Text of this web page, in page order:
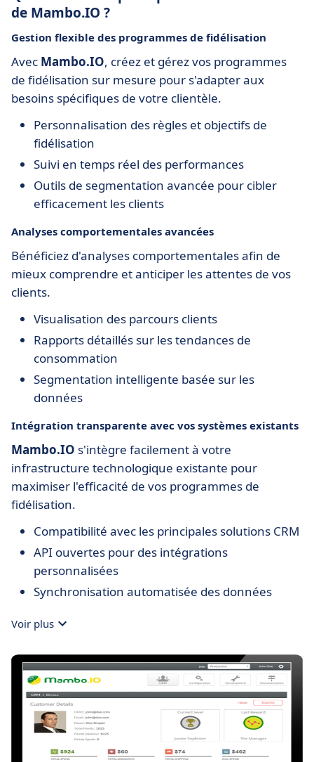
de Mambo.IO ?
Gestion flexible des programmes de fidélisation
Avec Mambo.IO, créez et gérez vos programmes
de fidélisation sur mesure pour s'adapter aux
besoins spécifiques de votre clientèle.
Personnalisation des règles et objectifs de
fidélisation
Suivi en temps réel des performances
Outils de segmentation avancée pour cibler
efficacement les clients
Analyses comportementales avancées
Bénéficiez d'analyses comportementales afin de
mieux comprendre et anticiper les attentes de vos
clients.
Visualisation des parcours clients
Rapports détaillés sur les tendances de
consommation
Segmentation intelligente basée sur les
données
Intégration transparente avec vos systèmes existants
Mambo.IO s'intègre facilement à votre
infrastructure technologique existante pour
maximiser l'efficacité de vos programmes de
fidélisation.
Compatibilité avec les principales solutions CRM
API ouvertes pour des intégrations
personnalisées
Synchronisation automatisée des données
Voir plus